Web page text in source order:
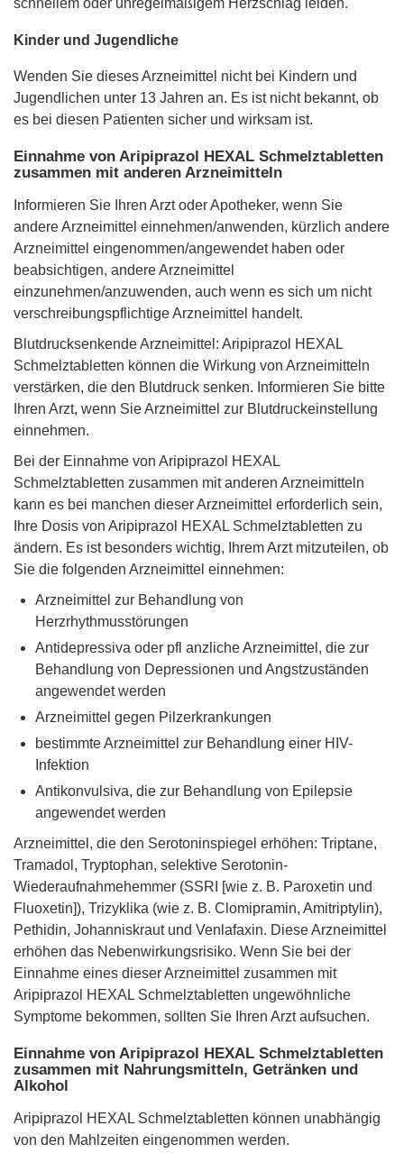
schnellem oder unregelmäßigem Herzschlag leiden.
Kinder und Jugendliche
Wenden Sie dieses Arzneimittel nicht bei Kindern und
Jugendlichen unter 13 Jahren an. Es ist nicht bekannt, ob
es bei diesen Patienten sicher und wirksam ist.
Einnahme von Aripiprazol HEXAL Schmelztabletten
zusammen mit anderen Arzneimitteln
Informieren Sie Ihren Arzt oder Apotheker, wenn Sie
andere Arzneimittel einnehmen/anwenden, kürzlich andere
Arzneimittel eingenommen/angewendet haben oder
beabsichtigen, andere Arzneimittel
einzunehmen/anzuwenden, auch wenn es sich um nicht
verschreibungspflichtige Arzneimittel handelt.
Blutdrucksenkende Arzneimittel: Aripiprazol HEXAL
Schmelztabletten können die Wirkung von Arzneimitteln
verstärken, die den Blutdruck senken. Informieren Sie bitte
Ihren Arzt, wenn Sie Arzneimittel zur Blutdruckeinstellung
einnehmen.
Bei der Einnahme von Aripiprazol HEXAL
Schmelztabletten zusammen mit anderen Arzneimitteln
kann es bei manchen dieser Arzneimittel erforderlich sein,
Ihre Dosis von Aripiprazol HEXAL Schmelztabletten zu
ändern. Es ist besonders wichtig, Ihrem Arzt mitzuteilen, ob
Sie die folgenden Arzneimittel einnehmen:
Arzneimittel zur Behandlung von
Herzrhythmusstörungen
Antidepressiva oder pfl anzliche Arzneimittel, die zur
Behandlung von Depressionen und Angstzuständen
angewendet werden
Arzneimittel gegen Pilzerkrankungen
bestimmte Arzneimittel zur Behandlung einer HIV-
Infektion
Antikonvulsiva, die zur Behandlung von Epilepsie
angewendet werden
Arzneimittel, die den Serotoninspiegel erhöhen: Triptane,
Tramadol, Tryptophan, selektive Serotonin-
Wiederaufnahmehemmer (SSRI [wie z. B. Paroxetin und
Fluoxetin]), Trizyklika (wie z. B. Clomipramin, Amitriptylin),
Pethidin, Johanniskraut und Venlafaxin. Diese Arzneimittel
erhöhen das Nebenwirkungsrisiko. Wenn Sie bei der
Einnahme eines dieser Arzneimittel zusammen mit
Aripiprazol HEXAL Schmelztabletten ungewöhnliche
Symptome bekommen, sollten Sie Ihren Arzt aufsuchen.
Einnahme von Aripiprazol HEXAL Schmelztabletten
zusammen mit Nahrungsmitteln, Getränken und
Alkohol
Aripiprazol HEXAL Schmelztabletten können unabhängig
von den Mahlzeiten eingenommen werden.